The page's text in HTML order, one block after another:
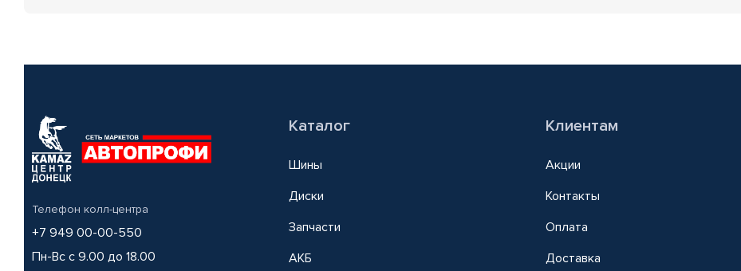
Телефон колл-центра
+7 949 00-00-550
Пн-Вс с 9.00 до 18.00
Каталог
Шины
Диски
Запчасти
АКБ
Клиентам
Акции
Контакты
Оплата
Доставка